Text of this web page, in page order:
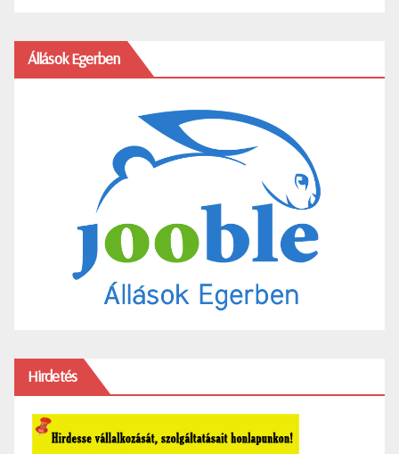
Állások Egerben
Hirdetés